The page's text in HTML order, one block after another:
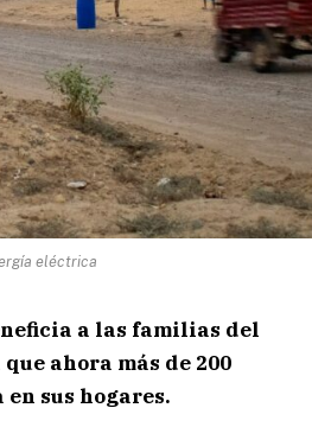
eléctrica
a las familias del
ahora más de 200
sus hogares.